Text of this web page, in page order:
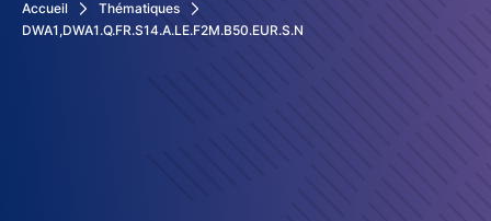
Accueil
Thématiques
DWA1,DWA1.Q.FR.S14.A.LE.F2M.B50.EUR.S.N